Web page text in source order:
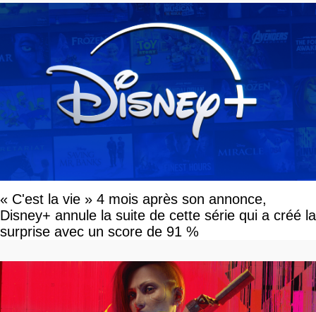
« C'est la vie » 4 mois après son annonce,
Disney+ annule la suite de cette série qui a créé la
surprise avec un score de 91 %